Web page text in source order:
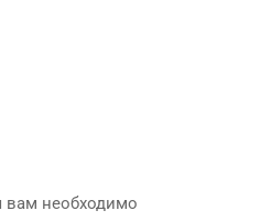
вам необходимо